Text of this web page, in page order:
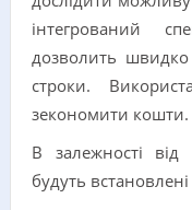
інтегрований
дозволить швидко
строки.
зекономити кошти.
В залежності від
будуть встановлені